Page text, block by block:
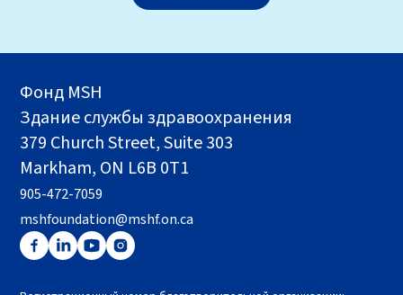
Фонд MSH
Здание службы здравоохранения
379 Church Street, Suite 303
Markham, ON L6B 0T1
905-472-7059
mshfoundation@mshf.on.ca